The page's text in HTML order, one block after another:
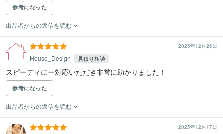
参考になった
出品者からの返信を読む
2025年12月26日
House_Design 見積り相談
スピーディにー対応いただき非常に助かりました！
参考になった
出品者からの返信を読む
2025年12月17日